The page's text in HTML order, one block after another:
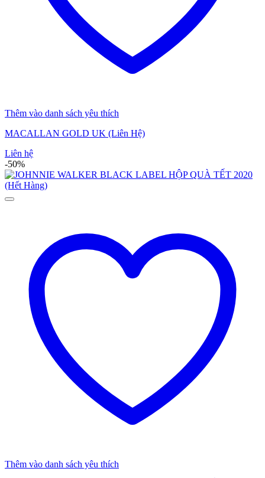
Thêm vào danh sách yêu thích
MACALLAN GOLD UK (Liên Hệ)
Liên hệ
-50%
Thêm vào danh sách yêu thích